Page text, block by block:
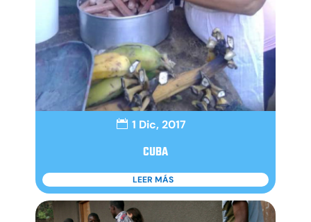
1 Dic, 2017
CUBA
LEER MÁS